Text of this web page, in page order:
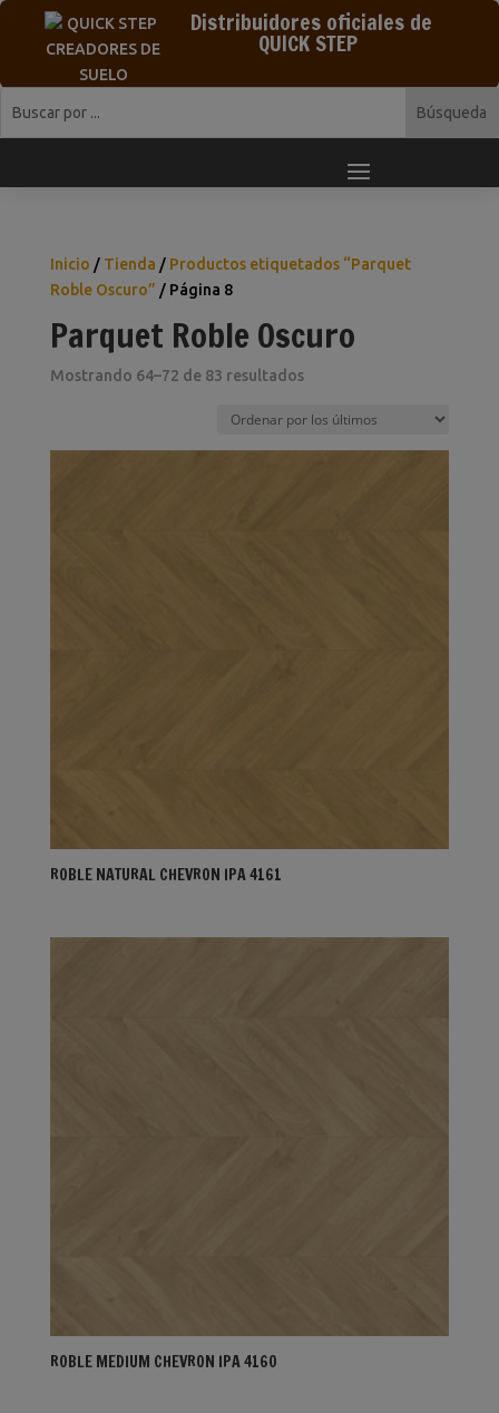
Distribuidores oficiales de
QUICK STEP
Inicio / Tienda / Productos etiquetados “Parquet
Roble Oscuro” / Página 8
Parquet Roble Oscuro
Mostrando 64–72 de 83 resultadosOrdenado
los
últimos
ROBLE NATURAL CHEVRON IPA 4161
ROBLE MEDIUM CHEVRON IPA 4160